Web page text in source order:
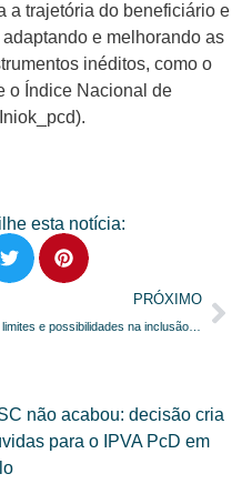
a trajetória do beneficiário e
e melhorando as
inéditos, como o
o Índice Nacional de
esta notícia:
PRÓXIMO
Livro aborda limites e possibilidades na inclusão das pessoas com deficiência na educação profissional e no trabalho